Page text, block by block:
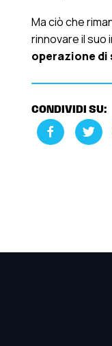
Ma ciò che
rinnovare il suo
operazione di
CONDIVIDI SU: